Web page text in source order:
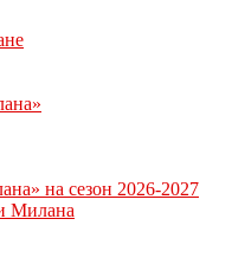
на сезон 2026-2027
Милана